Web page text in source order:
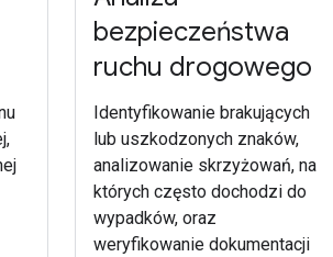
bezpieczeństwa
ruchu drogowego
Identyfikowanie brakujących
lub uszkodzonych znaków,
analizowanie skrzyżowań, na
których często dochodzi do
wypadków, oraz
weryfikowanie dokumentacji